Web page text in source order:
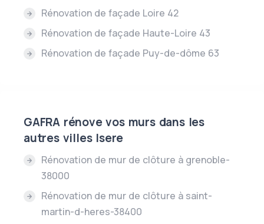
Rénovation de façade Loire 42
Rénovation de façade Haute-Loire 43
Rénovation de façade Puy-de-dôme 63
GAFRA rénove vos murs dans les
autres villes Isere
Rénovation de mur de clôture à grenoble-
38000
Rénovation de mur de clôture à saint-
martin-d-heres-38400